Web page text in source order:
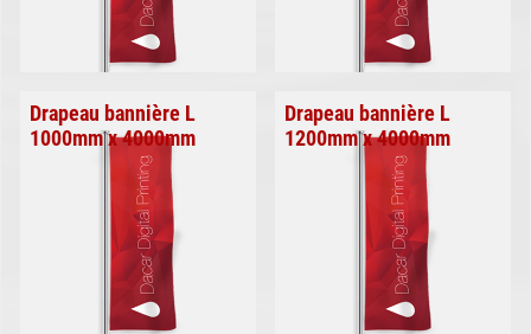
Drapeau bannière L
1000mm x 4000mm
Drapeau bannière L
1200mm x 4000mm